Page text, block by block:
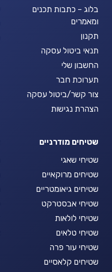
בלוג – כתבות תכנים
ומאמרים
תקנון
תנאי ביטול עסקה
החשבון שלי
תערוכת חבר
צור קשר/ביטול עסקה
הצהרת נגישות
שטיחים מודרניים
שטיחי שאגי
שטיחים מרוקאיים
שטיחים גיאומטריים
שטיחי אבסטרקט
שטיחי לולאות
שטיחי טלאים
שטיחי עור פרה
שטיחים קלאסיים